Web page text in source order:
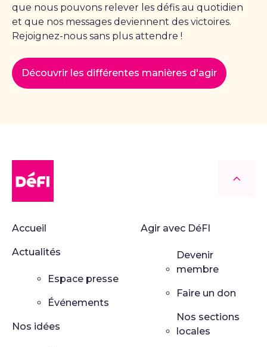
que nous pouvons relever les défis au quotidien
et que nos messages deviennent des victoires.
Rejoignez-nous sans plus attendre !
Découvrir les différentes manières d'agir
Accueil
Actualités
Espace presse
Événements
Nos idées
Agir avec DéFI
Devenir
membre
Faire un don
Nos sections
locales